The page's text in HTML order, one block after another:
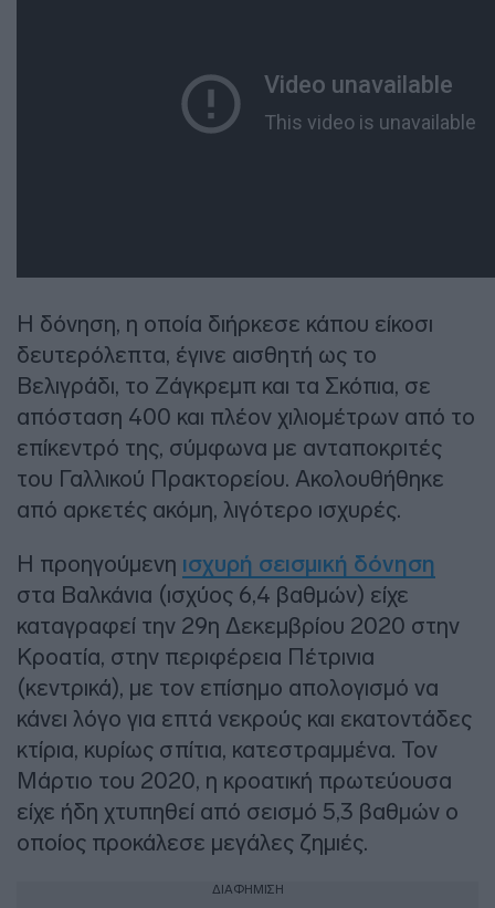
Η δόνηση, η οποία διήρκεσε κάπου είκοσι
δευτερόλεπτα, έγινε αισθητή ως το
Βελιγράδι, το Ζάγκρεμπ και τα Σκόπια, σε
απόσταση 400 και πλέον χιλιομέτρων από το
επίκεντρό της, σύμφωνα με ανταποκριτές
του Γαλλικού Πρακτορείου. Ακολουθήθηκε
από αρκετές ακόμη, λιγότερο ισχυρές.
Η προηγούμενη ισχυρή σεισμική δόνηση
στα Βαλκάνια (ισχύος 6,4 βαθμών) είχε
καταγραφεί την 29η Δεκεμβρίου 2020 στην
Κροατία, στην περιφέρεια Πέτρινια
(κεντρικά), με τον επίσημο απολογισμό να
κάνει λόγο για επτά νεκρούς και εκατοντάδες
κτίρια, κυρίως σπίτια, κατεστραμμένα. Τον
Μάρτιο του 2020, η κροατική πρωτεύουσα
είχε ήδη χτυπηθεί από σεισμό 5,3 βαθμών ο
οποίος προκάλεσε μεγάλες ζημιές.
ΔΙΑΦΗΜΙΣΗ